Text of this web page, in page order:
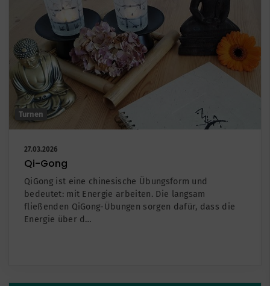
Turnen
27.03.2026
Qi-Gong
QiGong ist eine chinesische Übungsform und
bedeutet: mit Energie arbeiten. Die langsam
fließenden QiGong-Übungen sorgen dafür, dass die
Energie über d…